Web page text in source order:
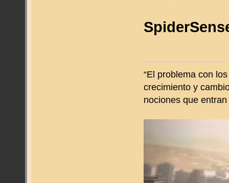
“El problema con
crecimiento y
nociones que